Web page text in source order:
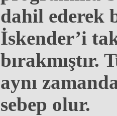
dahil ederek
İskender’i
bırakmıştır.
aynı
sebep olur.